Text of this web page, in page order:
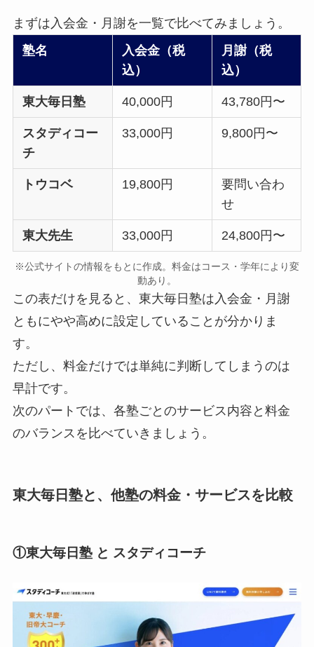
まずは入会金・月謝を一覧で比べてみましょう。
塾名
入会金（税
込）
月謝（税
込）
東大毎日塾 40,000円 43,780円〜
スタディコー
チ
33,000円 9,800円〜
トウコベ 19,800円
要問い合わ
せ
東大先生 33,000円 24,800円〜
※公式サイトの情報をもとに作成。料金はコース・学年により変
動あり。
この表だけを見ると、東大毎日塾は入会金・月謝
ともにやや高めに設定していることが分かりま
す。
ただし、料金だけでは単純に判断してしまうのは
早計です。
次のパートでは、各塾ごとのサービス内容と料金
のバランスを比べていきましょう。
東大毎日塾と、他塾の料金・サービスを比較
①東大毎日塾 と スタディコーチ